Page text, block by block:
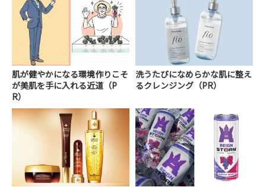
肌が健やかになる環境作りこそ
が美肌を手に入れる近道（P
R）
洗うたびになめらかな肌に整え
るクレンジング（PR）